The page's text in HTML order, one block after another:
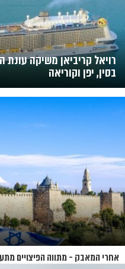
בסין, יפן וקוריאה
אחרי המאבק - מתווה הפיצויים